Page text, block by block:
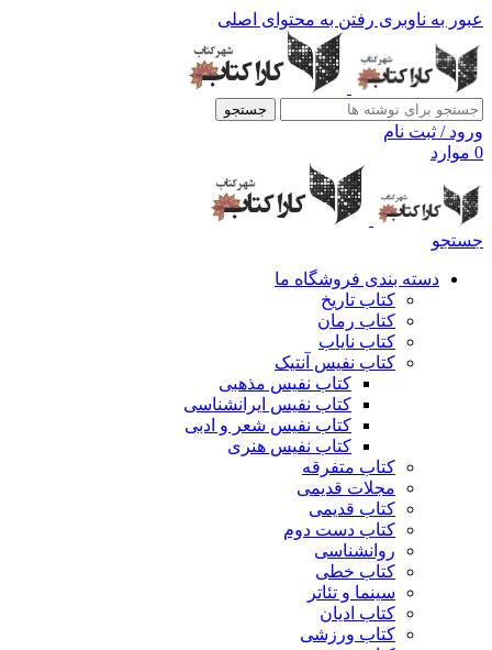
عبور به ناوبری رفتن به محتوای اصلی
جستجو
ورود / ثبت نام
0 موارد
جستجو
دسته بندی فروشگاه ما
کتاب تاریخ
کتاب رمان
کتاب نایاب
کتاب نفیس آنتیک
کتاب نفیس مذهبی
کتاب نفیس ایرانشناسی
کتاب نفیس شعر و ادبی
کتاب نفیس هنری
کتاب متفرقه
مجلات قدیمی
کتاب قدیمی
کتاب دست دوم
روانشناسی
کتاب خطی
سینما و تئاتر
کتاب ادیان
کتاب ورزشی